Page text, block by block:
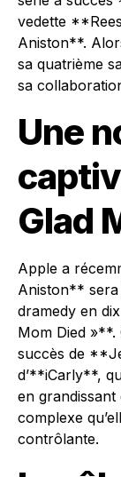
vedette
Aniston**.
sa quatrième
sa
Une
Glad
Apple a
Aniston** sera
dramedy en
Mom Died »**.
succès de
d’**iCarly**,
en
complexe
contrôlante.